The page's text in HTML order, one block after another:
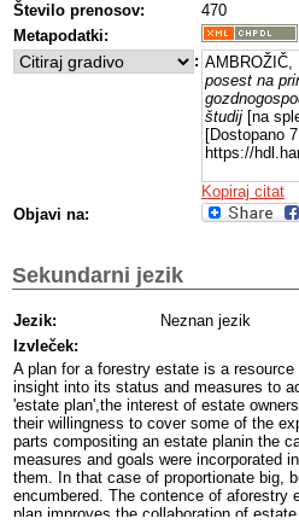
Število prenosov:
470
Metapodatki:
:
posest na
študij [na
[Dostopano
https://
Kopiraj citat
Objavi na:
Sekundarni jezik
Jezik:
Neznan jezik
Izvleček:
A plan for a forestry estate is a
insight into its status and measures to
'estate plan',the interest of estate
their willingness to cover some of the
parts compositing an estate planin the
measures and goals were incorporated
them. In that case of proportionate big,
encumbered. The contence of aforestry
plan improves the collaboration of